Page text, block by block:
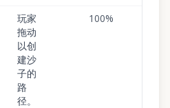
玩家
拖动
以创
建沙
子的
路
径。
100%